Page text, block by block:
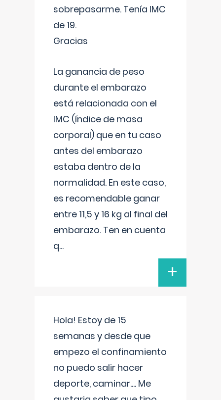
sobrepasarme. Tenía IMC
de 19.
Gracias
La ganancia de peso
durante el embarazo
está relacionada con el
IMC (índice de masa
corporal) que en tu caso
antes del embarazo
estaba dentro de la
normalidad. En este caso,
es recomendable ganar
entre 11,5 y 16 kg al final del
embarazo. Ten en cuenta
q...
+
Hola! Estoy de 15
semanas y desde que
empezo el confinamiento
no puedo salir hacer
deporte, caminar.... Me